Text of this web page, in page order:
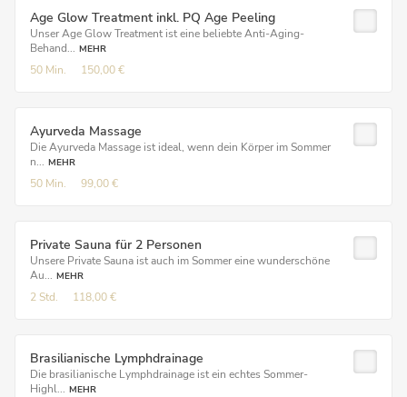
Age Glow Treatment inkl. PQ Age Peeling
Unser Age Glow Treatment ist eine beliebte Anti-Aging-
Behand... MEHR
50 Min. 150,00 €
Ayurveda Massage
Die Ayurveda Massage ist ideal, wenn dein Körper im Sommer
n... MEHR
50 Min. 99,00 €
Private Sauna für 2 Personen
Unsere Private Sauna ist auch im Sommer eine wunderschöne
Au... MEHR
2 Std. 118,00 €
Brasilianische Lymphdrainage
Die brasilianische Lymphdrainage ist ein echtes Sommer-
Highl... MEHR